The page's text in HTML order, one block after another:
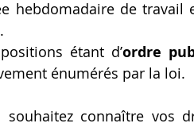
hebdomadaire de
.
étant d’ordre
énumérés par la loi.
souhaitez connaître vos